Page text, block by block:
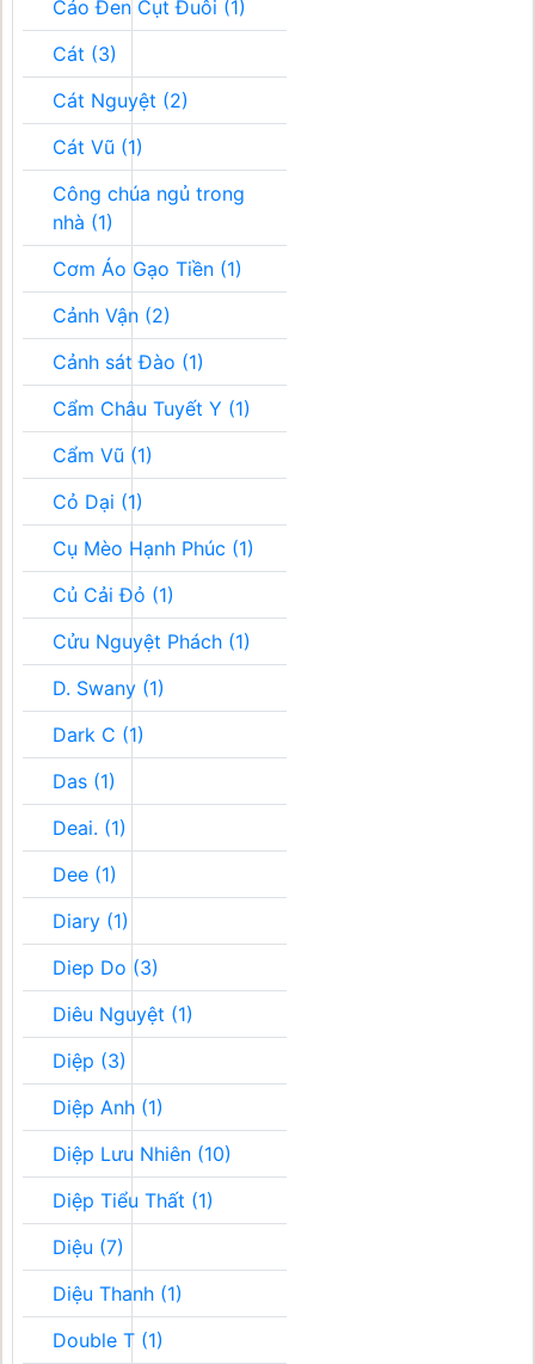
Cáo Đen Cụt Đuôi (1)
Cát (3)
Cát Nguyệt (2)
Cát Vũ (1)
Công chúa ngủ trong
nhà (1)
Cơm Áo Gạo Tiền (1)
Cảnh Vận (2)
Cảnh sát Đào (1)
Cẩm Châu Tuyết Y (1)
Cẩm Vũ (1)
Cỏ Dại (1)
Cụ Mèo Hạnh Phúc (1)
Củ Cải Đỏ (1)
Cửu Nguyệt Phách (1)
D. Swany (1)
Dark C (1)
Das (1)
Deai. (1)
Dee (1)
Diary (1)
Diep Do (3)
Diêu Nguyệt (1)
Diệp (3)
Diệp Anh (1)
Diệp Lưu Nhiên (10)
Diệp Tiểu Thất (1)
Diệu (7)
Diệu Thanh (1)
Double T (1)